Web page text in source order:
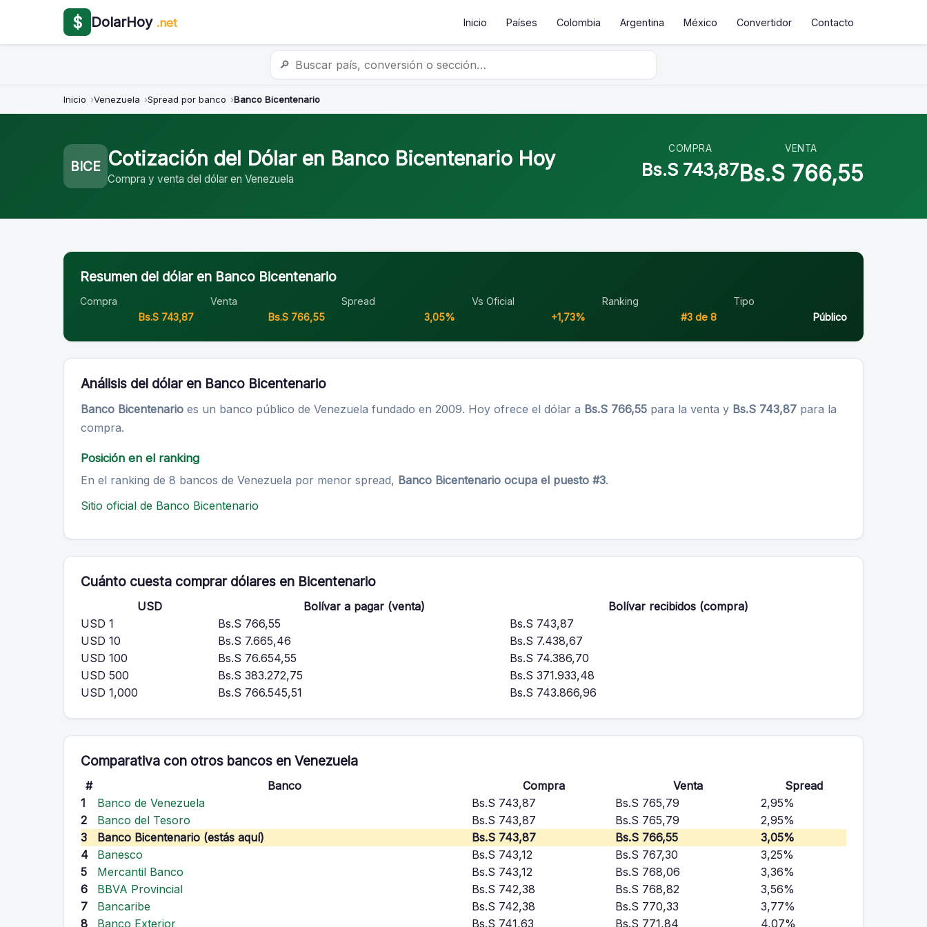
$ DolarHoy .net Inicio Países Colombia Argentina México Convertidor Contacto
🔎
Inicio Venezuela Spread por banco Banco Bicentenario
BICE Cotización del Dólar en Banco Bicentenario Hoy
Compra y venta del dólar en Venezuela
COMPRA
Bs.S 743,87
VENTA
Bs.S 766,55
Resumen del dólar en Banco Bicentenario
Compra
Bs.S 743,87
Venta
Bs.S 766,55
Spread
3,05%
Vs Oficial
+1,73%
Ranking
#3 de 8
Tipo
Público
Análisis del dólar en Banco Bicentenario
Banco Bicentenario es un banco público de Venezuela fundado en 2009. Hoy ofrece el dólar a Bs.S 766,55 para la venta y Bs.S 743,87 para la
compra.
Posición en el ranking
En el ranking de 8 bancos de Venezuela por menor spread, Banco Bicentenario ocupa el puesto #3.
Sitio oficial de Banco Bicentenario
Cuánto cuesta comprar dólares en Bicentenario
USD Bolívar a pagar (venta)
Bolívar recibidos (compra)
USD 1
Bs.S 766,55
Bs.S 743,87
USD 10
Bs.S 7.665,46
Bs.S 7.438,67
USD 100
Bs.S 76.654,55
Bs.S 74.386,70
USD 500
Bs.S 383.272,75
Bs.S 371.933,48
USD 1,000
Bs.S 766.545,51 Bs.S 743.866,96
Comparativa con otros bancos en Venezuela
# Banco Compra Venta
Spread
1
Banco de Venezuela Bs.S 743,87 Bs.S 765,79
2,95%
2
Banco del Tesoro Bs.S 743,87 Bs.S 765,79
2,95%
3
Banco Bicentenario (estás aquí) Bs.S 743,87 Bs.S 766,55
3,05%
4
Banesco Bs.S 743,12 Bs.S 767,30
3,25%
5
Mercantil Banco Bs.S 743,12 Bs.S 768,06
3,36%
6
BBVA Provincial Bs.S 742,38 Bs.S 768,82
3,56%
7
Bancaribe Bs.S 742,38 Bs.S 770,33
3,77%
8
Banco Exterior Bs.S 741,63 Bs.S 771,84 4,07%